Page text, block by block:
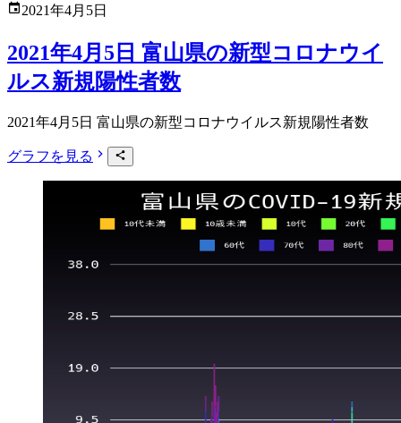
2021年4月5日
2021年4月5日 富山県の新型コロナウイ
ルス新規陽性者数
2021年4月5日 富山県の新型コロナウイルス新規陽性者数
グラフを見る